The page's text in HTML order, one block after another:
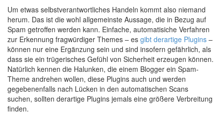
Um etwas selbstverantwortliches Handeln kommt also niemand
herum. Das ist die wohl allgemeinste Aussage, die in Bezug auf
Spam getroffen werden kann. Einfache, automatisiche Verfahren
zur Erkennung fragwürdiger Themes – es gibt derartige Plugins –
können nur eine Ergänzung sein und sind insofern gefährlich, als
dass sie ein trügerisches Gefühl von Sicherheit erzeugen können.
Natürlich kennen die Halunken, die einem Blogger ein Spam-
Theme andrehen wollen, diese Plugins auch und werden
gegebenenfalls nach Lücken in den automatischen Scans
suchen, sollten derartige Plugins jemals eine größere Verbreitung
finden.